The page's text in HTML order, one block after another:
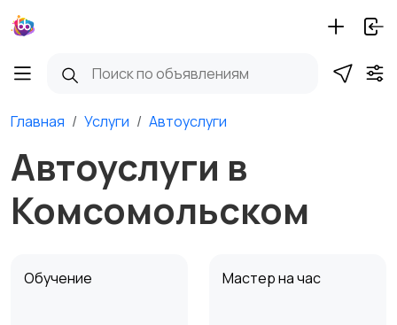
Главная Услуги Автоуслуги
Автоуслуги в
Комсомольском
Обучение Мастер на час